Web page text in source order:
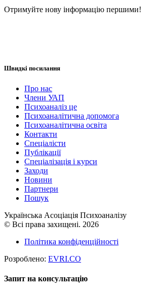
Отримуйте нову інформацію першими!
Швидкі посилання
Про нас
Члени УАП
Психоаналіз це
Психоаналітична допомога
Психоаналітична освіта
Контакти
Спеціалісти
Публікації
Cпеціалізація і курси
Заходи
Новини
Партнери
Пошук
Українська Асоціація Психоаналізу
© Всі права захищені. 2026
Політика конфіденційності
Розроблено: EVRI.CO
Запит на консультацію